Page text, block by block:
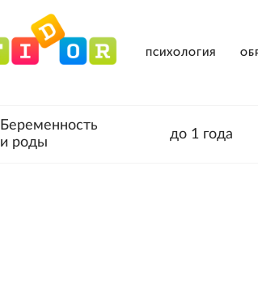
ПСИХОЛОГИЯ
Беременность
и роды
до 1 года